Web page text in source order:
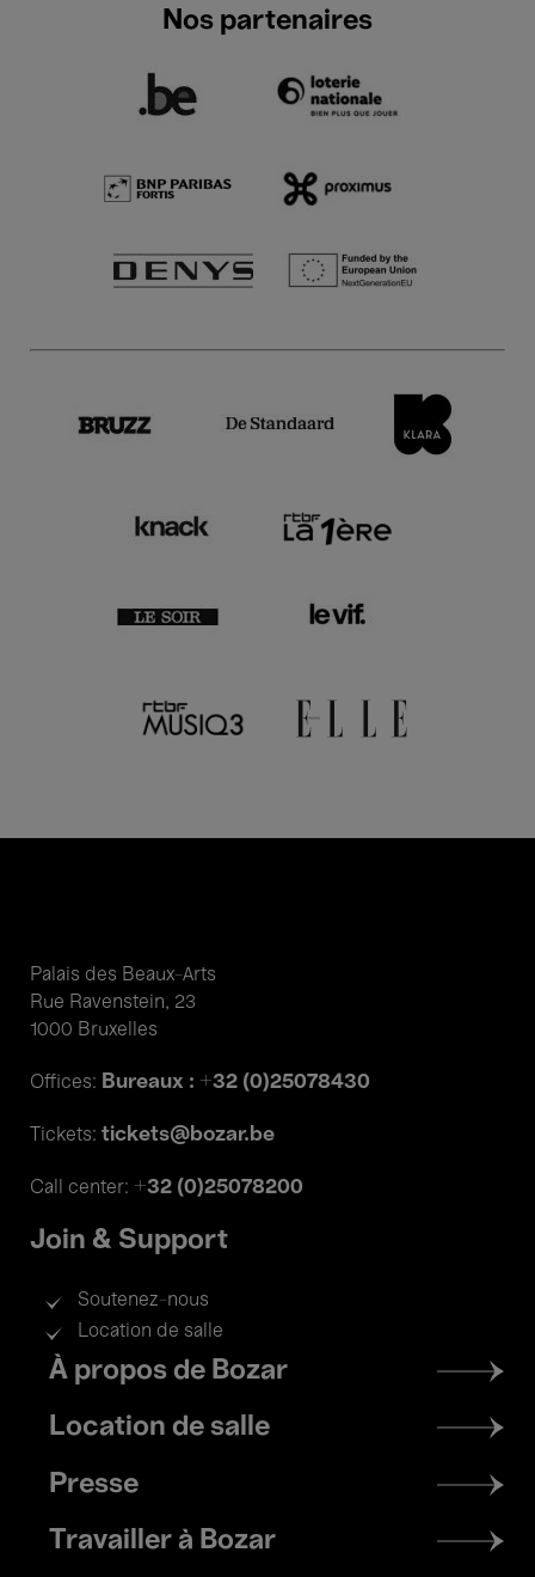
Nos partenaires
Palais des Beaux-Arts
Rue Ravenstein, 23
1000 Bruxelles
Offices: Bureaux : +32 (0)25078430
Tickets: tickets@bozar.be
Call center: +32 (0)25078200
Join & Support
Soutenez-nous
Location de salle
Footer
menu
À propos de Bozar
Location de salle
Presse
Travailler à Bozar